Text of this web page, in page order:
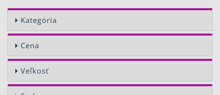
Kategória
Cena
Veľkosť